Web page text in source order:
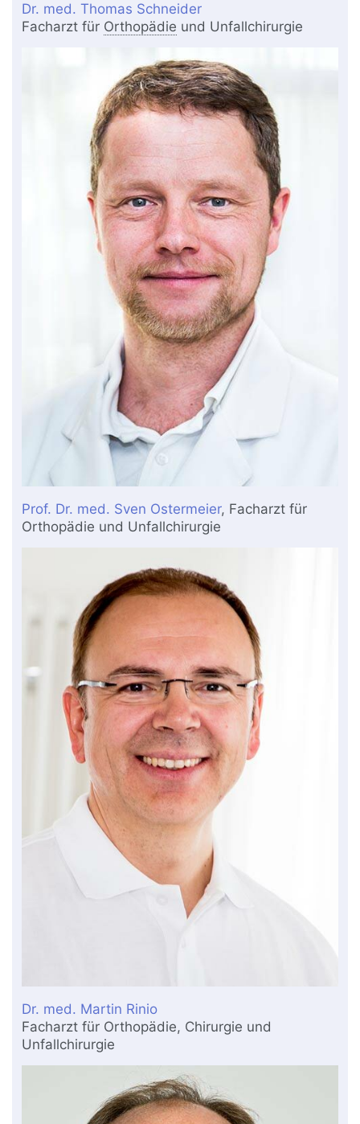
Dr. med. Thomas Schneider
Facharzt für Orthopädie und Unfallchirurgie
Prof. Dr. med. Sven Ostermeier, Facharzt für
Orthopädie und Unfallchirurgie
Dr. med. Martin Rinio
Facharzt für Orthopädie, Chirurgie und
Unfallchirurgie